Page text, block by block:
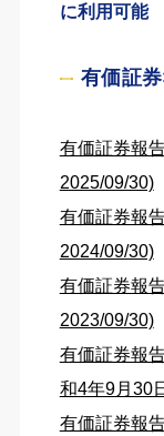
に利用可能
有価証
有価証券報
2025/09/30)
有価証券報
2024/09/30)
有価証券報
2023/09/30)
有価証券報
和4年9月30
有価証券報